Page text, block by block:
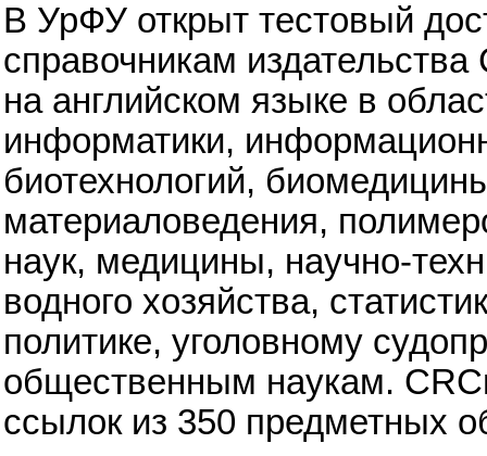
В УрФУ открыт тестовый
справочникам
на английском языке в
информатики,
биотехнологий,
материаловедения,
наук, медицины, научно-
водного хозяйства,
политике, уголовному
общественным наукам.
ссылок из 350 предметных